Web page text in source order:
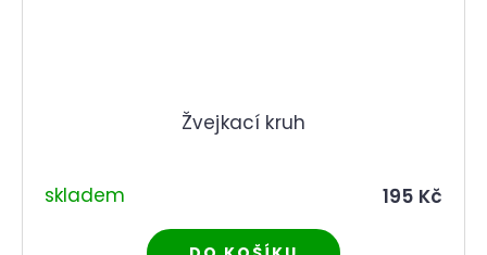
Žvejkací kruh
skladem 195 Kč